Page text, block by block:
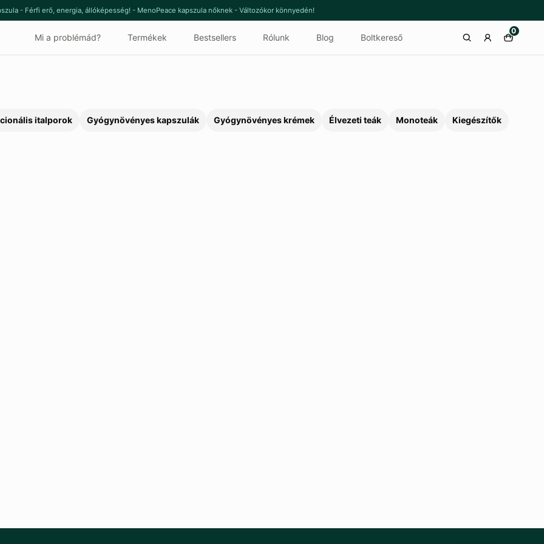
- Férfi erő, energia, állóképesség! - MenoPeace kapszula nőknek - Változókor könnyedén!
Mi a problémád? Termékek Bestsellers Rólunk Blog Boltkereső
0
italporok Gyógynövényes kapszulák Gyógynövényes krémek Élvezeti teák Monoteák Kiegészítők